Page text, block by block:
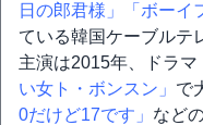
日の郎君様」
「ボーイ
ている韓国ケーブルテ
主演は2015年、ドラマ
い女ト・ボンスン」 で
0だけど17です」 など